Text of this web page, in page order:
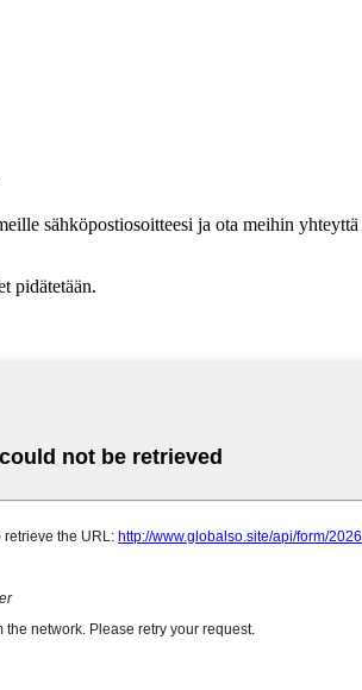
sähköpostiosoitteesi ja ota meihin
pidätetään.